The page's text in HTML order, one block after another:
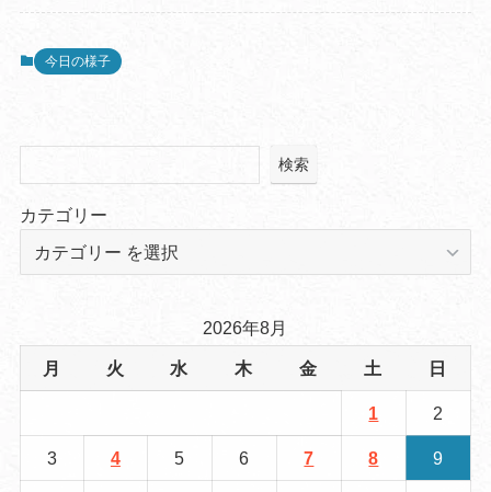
今日の様子
検索
カテゴリー
2026年8月
月 火 水 木 金 土 日
1 2
3 4 5 6 7 8 9